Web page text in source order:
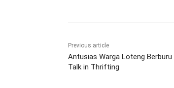
Previous article
Antusias Warga Loteng Berburu
Talk in Thrifting